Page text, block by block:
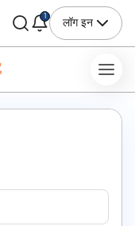
1
लॉग इन